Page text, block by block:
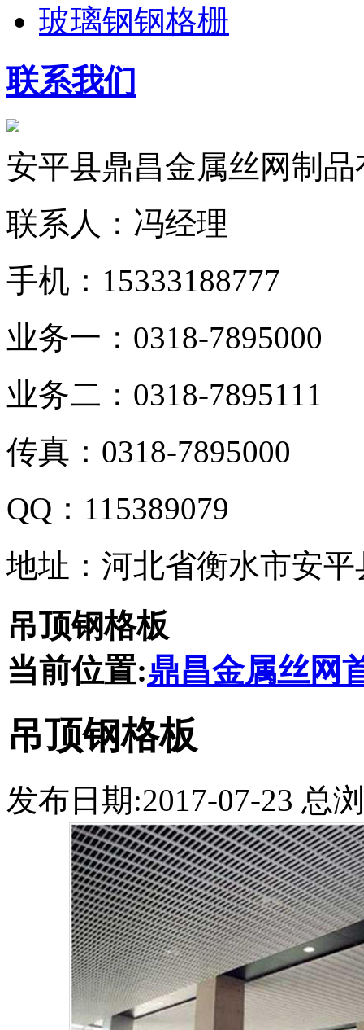
玻璃钢钢格栅
联系我们
安平县鼎昌金属丝网制
联系人：冯经理
手机：15333188777
业务一：0318-7895000
业务二：0318-7895111
传真：0318-7895000
QQ：115389079
地址：河北省衡水市安
吊顶钢格板
当前位置:鼎昌金属丝网
吊顶钢格板
发布日期:2017-07-23 总